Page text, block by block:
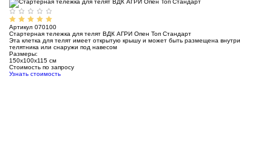
Артикул 070100
Стартерная тележка для телят ВДК АГРИ Опен Топ Стандарт
Эта клетка для телят имеет открытую крышу и может быть размещена внутри
телятника или снаружи под навесом
Размеры:
150х100х115 см
Стоимость по запросу
Узнать стоимость